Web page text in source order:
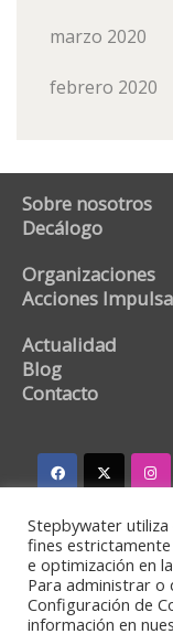
marzo 2020
febrero 2020
Sobre nosotros
Decálogo
Organizaciones
Acciones
Actualidad
Blog
Contacto
+34 682366973
Stepbywater
fines
e optimización en
Para administrar o
Configuración de
información en